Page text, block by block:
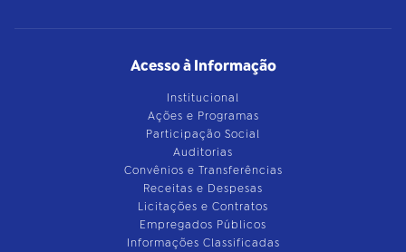
Acesso à Informação
Institucional
Ações e Programas
Participação Social
Auditorias
Convênios e Transferências
Receitas e Despesas
Licitações e Contratos
Empregados Públicos
Informações Classificadas